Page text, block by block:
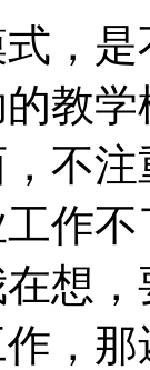
是
教
不
作
想
，